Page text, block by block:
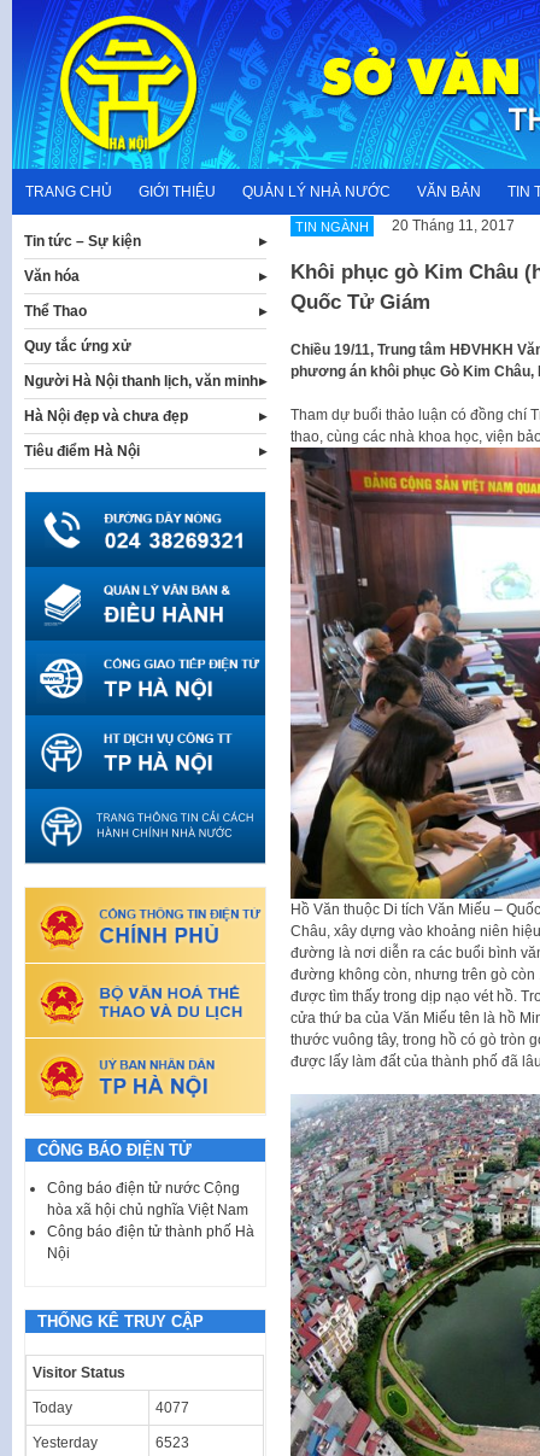
content
TRANG CHỦ GIỚI THIỆU QUẢN LÝ NHÀ NƯỚC VĂN BẢN TIN
TIN NGÀNH 20 Tháng 11, 2017
Khôi phục gò Kim Châu
Quốc Tử Giám
Chiều 19/11, Trung tâm HĐVHKH
phương án khôi phục Gò Kim Châu,
Tham dự buổi thảo luận có đồng chí
thao, cùng các nhà khoa học, viện
Hồ Văn thuộc Di tích Văn Miếu –
Châu, xây dựng vào khoảng niên
đường là nơi diễn ra các buổi bình
đường không còn, nhưng trên gò
được tìm thấy trong dịp nạo vét hồ.
cửa thứ ba của Văn Miếu tên là hồ
thước vuông tây, trong hồ có gò tròn
được lấy làm đất của thành phố đã
Tin tức – Sự kiện
Văn hóa
Thể Thao
Quy tắc ứng xử
Người Hà Nội thanh lịch, văn minh
Hà Nội đẹp và chưa đẹp
Tiêu điểm Hà Nội
CÔNG BÁO ĐIỆN TỬ
Công báo điện tử nước Cộng
hòa xã hội chủ nghĩa Việt Nam
Công báo điện tử thành phố Hà
Nội
THỐNG KÊ TRUY CẬP
Visitor Status
Today 4077
Yesterday 6523